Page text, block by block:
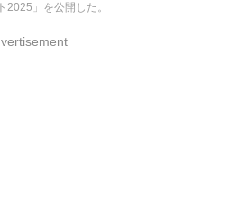
2025」を公開した。